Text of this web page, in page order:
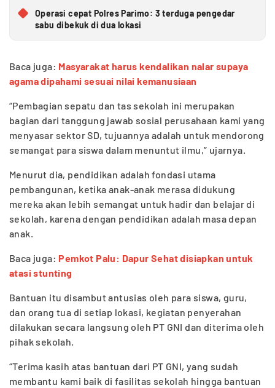
Operasi cepat Polres Parimo: 3 terduga pengedar
sabu dibekuk di dua lokasi
Baca juga: Masyarakat harus kendalikan nalar supaya
agama dipahami sesuai nilai kemanusiaan
“Pembagian sepatu dan tas sekolah ini merupakan
bagian dari tanggung jawab sosial perusahaan kami yang
menyasar sektor SD, tujuannya adalah untuk mendorong
semangat para siswa dalam menuntut ilmu,” ujarnya.
Menurut dia, pendidikan adalah fondasi utama
pembangunan, ketika anak-anak merasa didukung
mereka akan lebih semangat untuk hadir dan belajar di
sekolah, karena dengan pendidikan adalah masa depan
anak.
Baca juga: Pemkot Palu: Dapur Sehat disiapkan untuk
atasi stunting
Bantuan itu disambut antusias oleh para siswa, guru,
dan orang tua di setiap lokasi, kegiatan penyerahan
dilakukan secara langsung oleh PT GNI dan diterima oleh
pihak sekolah.
“Terima kasih atas bantuan dari PT GNI, yang sudah
membantu kami baik di fasilitas sekolah hingga bantuan